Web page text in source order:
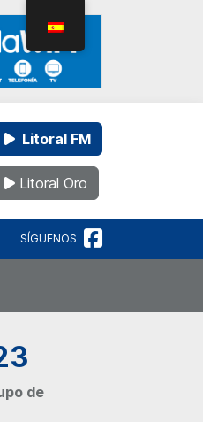
Litoral FM
Litoral Oro
SÍGUENOS
de